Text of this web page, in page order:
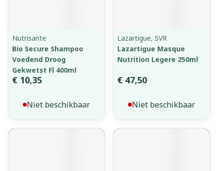
Nutrisante
Bio Secure Shampoo
Voedend Droog
Gekwetst Fl 400ml
€ 10,35
Niet beschikbaar
Lazartigue, SVR
Lazartigue Masque
Nutrition Legere 250ml
€ 47,50
Niet beschikbaar